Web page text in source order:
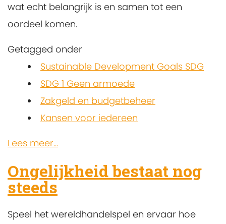
wat echt belangrijk is en samen tot een
oordeel komen.
Getagged onder
Sustainable Development Goals SDG
SDG 1 Geen armoede
Zakgeld en budgetbeheer
Kansen voor iedereen
Lees meer...
Ongelijkheid bestaat nog
steeds
Speel het wereldhandelspel en ervaar hoe